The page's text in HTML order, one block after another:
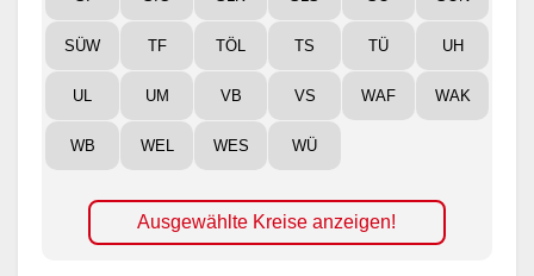
SÜW TF TÖL TS TÜ UH
UL UM VB VS WAF WAK
WB WEL WES WÜ
Ausgewählte Kreise anzeigen!